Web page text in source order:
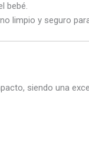
bebé.
limpio y seguro
siendo una